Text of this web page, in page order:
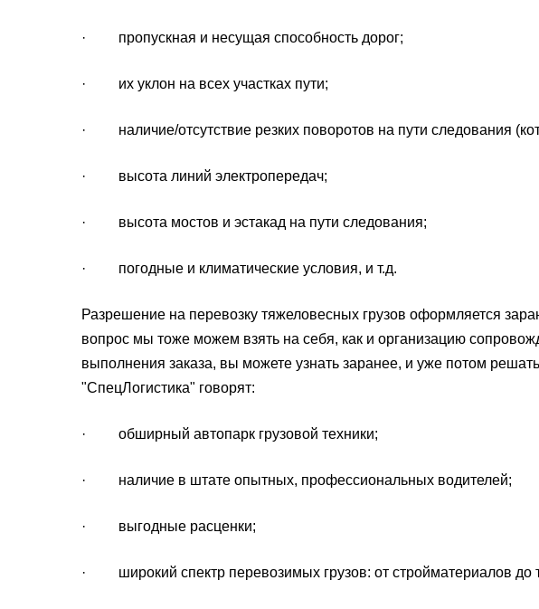
· пропускная и несущая способность дорог;
· их уклон на всех участках пути;
· наличие/отсутствие резких поворотов на пути следования
· высота линий электропередач;
· высота мостов и эстакад на пути следования;
· погодные и климатические условия, и т.д.
Разрешение на перевозку тяжеловесных грузов оформляется
вопрос мы тоже можем взять на себя, как и организацию
выполнения заказа, вы можете узнать заранее, и уже потом
"СпецЛогистика" говорят:
· обширный автопарк грузовой техники;
· наличие в штате опытных, профессиональных водителей;
· выгодные расценки;
· широкий спектр перевозимых грузов: от стройматериалов до